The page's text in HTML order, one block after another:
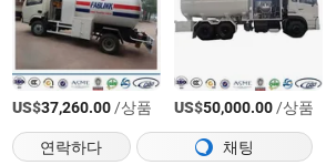
US$37,260.00/상품 US$50,000.00/상품
연락하다
채팅